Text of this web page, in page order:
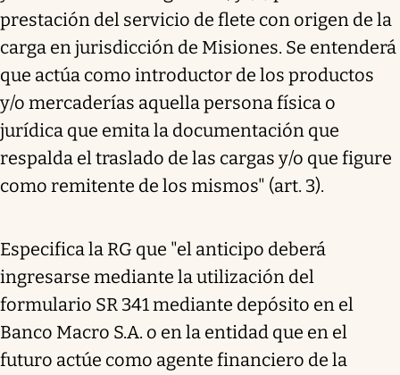
prestación del servicio de flete con origen de la
carga en jurisdicción de Misiones. Se entenderá
que actúa como introductor de los productos
y/o mercaderías aquella persona física o
jurídica que emita la documentación que
respalda el traslado de las cargas y/o que figure
como remitente de los mismos" (art. 3).
Especifica la RG que "el anticipo deberá
ingresarse mediante la utilización del
formulario SR 341 mediante depósito en el
Banco Macro S.A. o en la entidad que en el
futuro actúe como agente financiero de la